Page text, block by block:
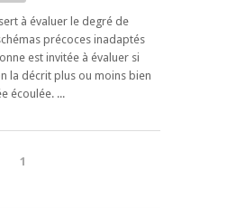
à évaluer le degré de
précoces inadaptés
est invitée à évaluer si
la décrit plus ou moins bien
écoulée. ...
1